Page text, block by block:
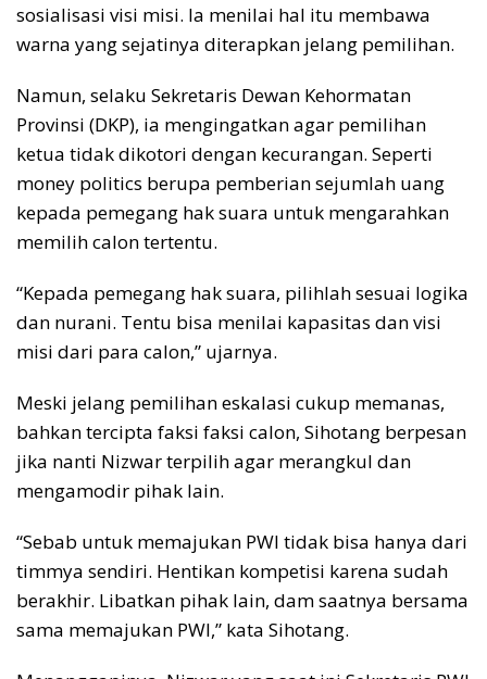
sosialisasi visi misi. Ia menilai hal itu membawa
warna yang sejatinya diterapkan jelang pemilihan.
Namun, selaku Sekretaris Dewan Kehormatan
Provinsi (DKP), ia mengingatkan agar pemilihan
ketua tidak dikotori dengan kecurangan. Seperti
money politics berupa pemberian sejumlah uang
kepada pemegang hak suara untuk mengarahkan
memilih calon tertentu.
“Kepada pemegang hak suara, pilihlah sesuai logika
dan nurani. Tentu bisa menilai kapasitas dan visi
misi dari para calon,” ujarnya.
Meski jelang pemilihan eskalasi cukup memanas,
bahkan tercipta faksi faksi calon, Sihotang berpesan
jika nanti Nizwar terpilih agar merangkul dan
mengamodir pihak lain.
“Sebab untuk memajukan PWI tidak bisa hanya dari
timmya sendiri. Hentikan kompetisi karena sudah
berakhir. Libatkan pihak lain, dam saatnya bersama
sama memajukan PWI,” kata Sihotang.